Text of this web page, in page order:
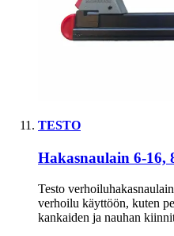
TESTO
Hakasnaulain 6-16,
Testo
verhoilu käyttöön, kuten
kankaiden ja nauhan